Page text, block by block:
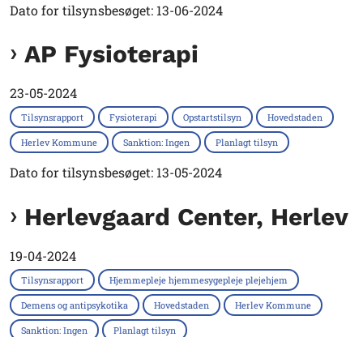
Dato for tilsynsbesøget: 13-06-2024
AP Fysioterapi
23-05-2024
Tilsynsrapport Fysioterapi Opstartstilsyn Hovedstaden
Herlev Kommune Sanktion: Ingen Planlagt tilsyn
Dato for tilsynsbesøget: 13-05-2024
Herlevgaard Center, Herlev
19-04-2024
Tilsynsrapport Hjemmepleje hjemmesygepleje plejehjem
Demens og antipsykotika Hovedstaden Herlev Kommune
Sanktion: Ingen Planlagt tilsyn